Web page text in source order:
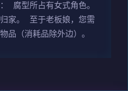
腐型所占有女式角色。
家。 至于老板娘，您需
品（消耗品除外边）。